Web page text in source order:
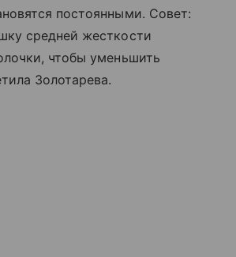
постоянными. Совет:
средней жесткости
чтобы уменьшить
Золотарева.